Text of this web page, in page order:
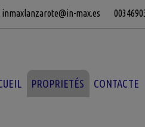
inmaxlanzarote@in-max.es
PROPRIETÉS CONTACTE